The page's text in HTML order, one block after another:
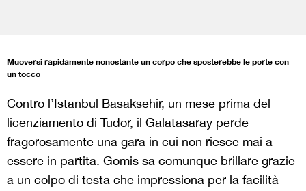
Muoversi rapidamente nonostante un corpo che sposterebbe le porte con
un tocco
Contro l’Istanbul Basaksehir, un mese prima del
licenziamento di Tudor, il Galatasaray perde
fragorosamente una gara in cui non riesce mai a
essere in partita. Gomis sa comunque brillare grazie
a un colpo di testa che impressiona per la facilità